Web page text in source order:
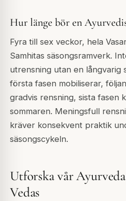
Hur länge bör en
Fyra till sex veckor, hela
Samhitas säsongsramverk.
utrensning utan en långvarig
första fasen mobiliserar,
gradvis rensning, sista fasen
sommaren. Meningsfull
kräver konsekvent praktik
säsongscykeln.
Utforska vår
Vedas